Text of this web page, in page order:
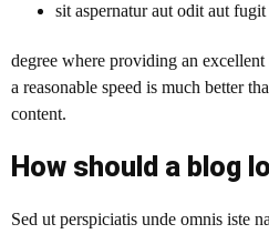
sit aspernatur aut odit aut fugit
degree where providing an
a reasonable speed is much better
content.
How should a blog
Sed ut perspiciatis unde omnis iste